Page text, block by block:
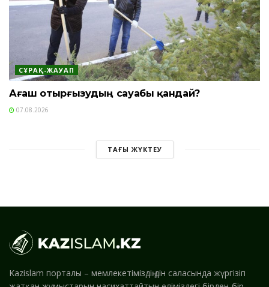
СҰРАҚ-ЖАУАП
Ағаш отырғызудың сауабы қандай?
07.08.2026
ТАҒЫ ЖҮКТЕУ
Kazislam порталы – мемлекетіміздің дін саласында жүргізіп